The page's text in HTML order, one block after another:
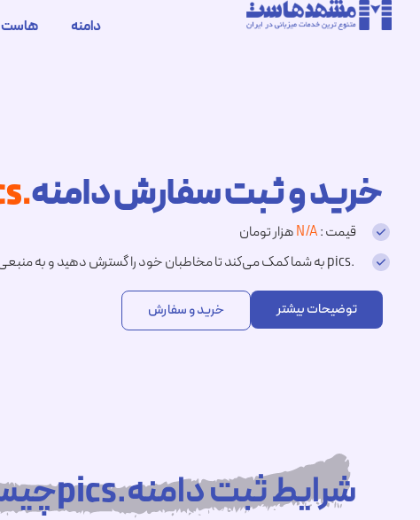
دامنه هاست
خرید و ثبت سفارش دامنه.pics
قیمت :N/Aهزار تومان
.pics به شما کمک می‌کند تا مخاطبان خود را گسترش دهید و به منبعی معتبر برای عکس‌های باکیفیت تبدیل شوید.
توضیحات بیشتر خرید و سفارش
شرایط ثبت دامنه.picsچیست ؟